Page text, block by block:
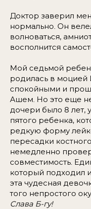
Доктор заверил
нормально. Он
волноваться,
восполнится
Мой седьмой
родилась в
спокойными и
Ашем. Но это еще
дочери было 8 лет,
пятого ребенка,
редкую форму
пересадки
немедленно
совместимость.
который подходил
эта чудесная
того непростого
Слава Б-гу!